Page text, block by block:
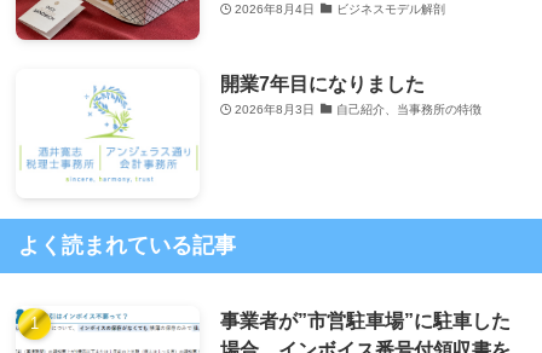
2026年8月4日 ビジネスモデル解剖
開業7年目になりました
2026年8月3日 自己紹介、当事務所の特徴
よく読まれている記事
事業者が”市営駐車場”に駐車した